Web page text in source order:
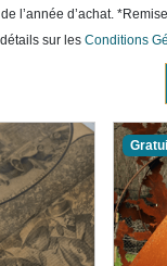
l’année d’achat.
sur les Conditions